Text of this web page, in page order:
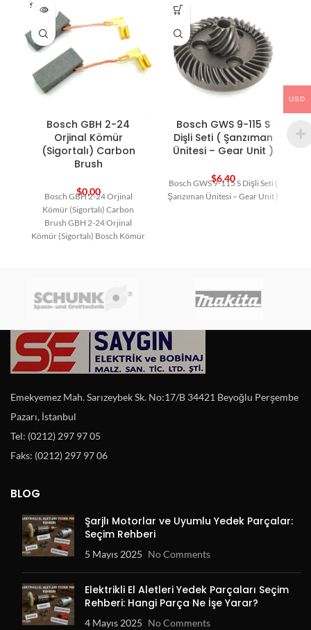
SOLD O
UT
Bosch GBH 2-24
Orjinal Kömür
(Sigortalı) Carbon
Brush
$0,00
Bosch GBH 2-24 Orjinal
Kömür (Sigortalı) Carbon
Brush GBH 2-24 Orjinal
Kömür (Sigortalı) Bosch Kömür
Bosch GWS 9-115 S
Dişli Seti ( Şanzıman
Ünitesi – Gear Unit )
$6,40
Bosch GWS 9-115 S Dişli Seti (
Şanzıman Ünitesi – Gear Unit )
Emekyemez Mah. Sarızeybek Sk. No:17/B 34421 Beyoğlu Perşembe
Pazarı, İstanbul
Tel: (0212) 297 97 05
Faks: (0212) 297 97 06
BLOG
Şarjlı Motorlar ve Uyumlu Yedek Parçalar:
Seçim Rehberi
5 Mayıs 2025 No Comments
Elektrikli El Aletleri Yedek Parçaları Seçim
Rehberi: Hangi Parça Ne İşe Yarar?
4 Mayıs 2025 No Comments
USD